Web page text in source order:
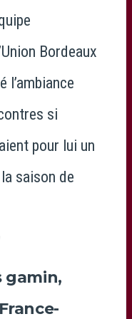
Union Bordeaux
l’ambiance
si
pour lui un
saison de
gamin,